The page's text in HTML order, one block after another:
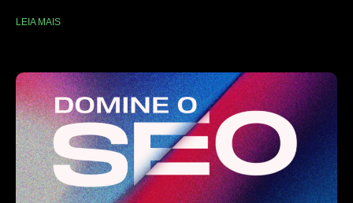
LEIA MAIS